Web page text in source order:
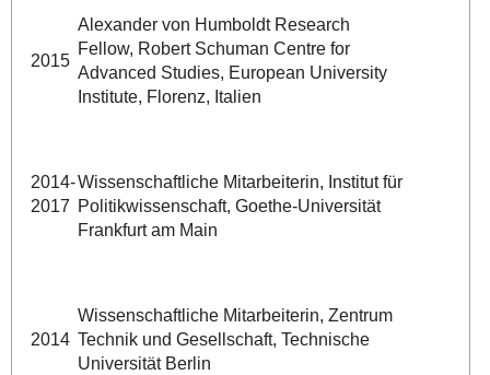
2015
Alexander von Humboldt Research
Fellow, Robert Schuman Centre for
Advanced Studies, European University
Institute, Florenz, Italien
2014-
2017
Wissenschaftliche Mitarbeiterin, Institut für
Politikwissenschaft, Goethe-Universität
Frankfurt am Main
2014
Wissenschaftliche Mitarbeiterin, Zentrum
Technik und Gesellschaft, Technische
Universität Berlin